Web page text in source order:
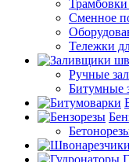
Сменное
Тележки
Ручные
Битумные